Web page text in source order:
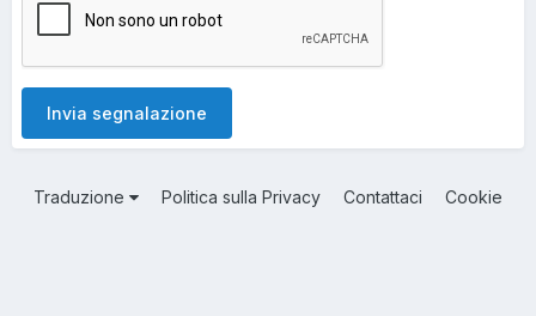
Invia segnalazione
Traduzione Politica sulla Privacy Contattaci Cookie